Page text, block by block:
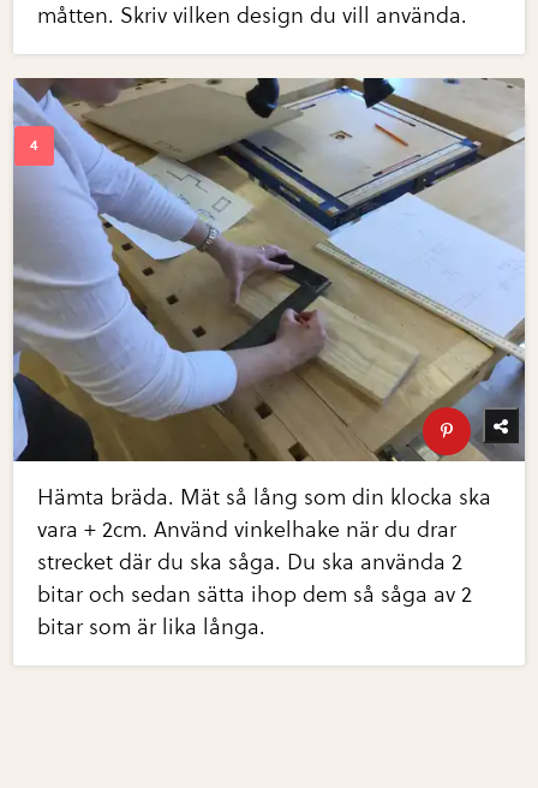
måtten. Skriv vilken design du vill använda.
Hämta bräda. Mät så lång som din klocka ska
vara + 2cm. Använd vinkelhake när du drar
strecket där du ska såga. Du ska använda 2
bitar och sedan sätta ihop dem så såga av 2
bitar som är lika långa.